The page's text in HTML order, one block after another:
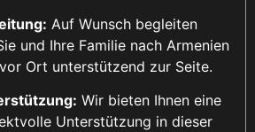
Auf Wunsch begleiten
und Ihre Familie nach Armenien
Ort unterstützend zur Seite.
Wir bieten Ihnen eine
Unterstützung in dieser